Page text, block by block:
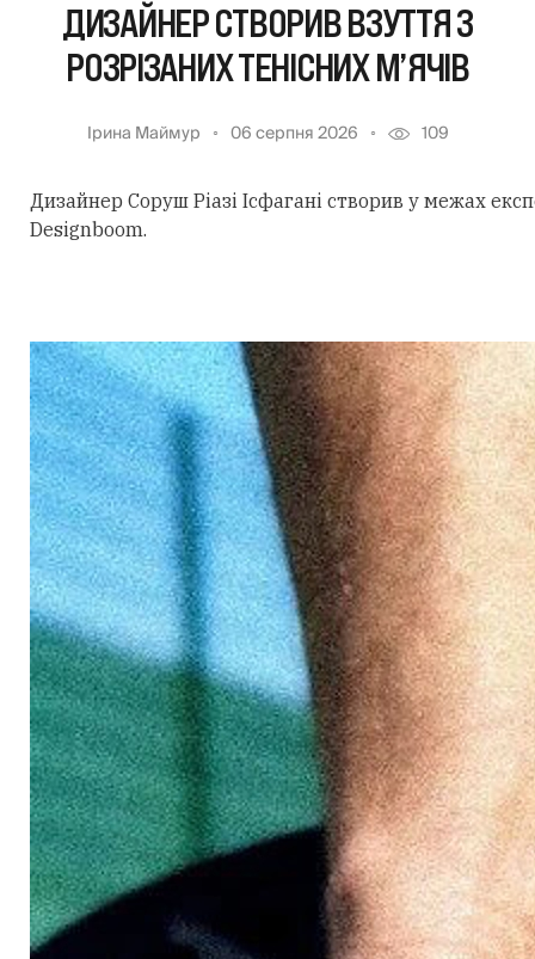
ДИЗАЙНЕР СТВОРИВ ВЗУТТЯ З
РОЗРІЗАНИХ ТЕНІСНИХ М’ЯЧІВ
Ірина Маймур 06 серпня 2026 109
Дизайнер Соруш Ріазі Ісфагані створив у межах
Designboom.